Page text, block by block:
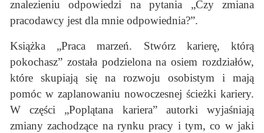
znalezieniu odpowiedzi na pytania „Czy zmiana
pracodawcy jest dla mnie odpowiednia?”.
Książka „Praca marzeń. Stwórz karierę, którą
pokochasz” została podzielona na osiem rozdziałów,
które skupiają się na rozwoju osobistym i mają
pomóc w zaplanowaniu nowoczesnej ścieżki kariery.
W części „Poplątana kariera” autorki wyjaśniają
zmiany zachodzące na rynku pracy i tym, co w jaki